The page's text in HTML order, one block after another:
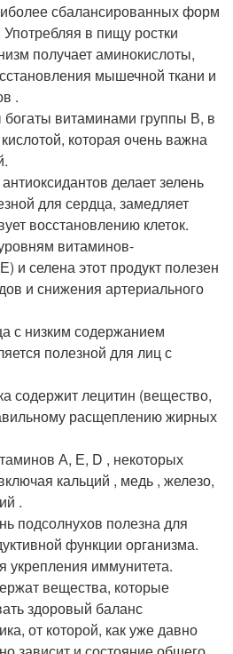
сбалансированных форм
Употребляя в пищу ростки
получает аминокислоты,
мышечной ткани и
.
богаты витаминами группы В, в
которая очень важна
делает зелень
для сердца, замедляет
восстановлению клеток.
витаминов-
и селена этот продукт полезен
и снижения артериального
с низким содержанием
полезной для лиц с
содержит лецитин (вещество,
расщеплению жирных
А, Е, D , некоторых
кальций , медь , железо,
.
подсолнухов полезна для
функции организма.
укрепления иммунитета.
вещества, которые
здоровый баланс
от которой, как уже давно